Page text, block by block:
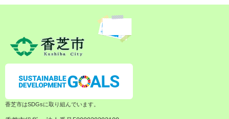
香芝市はSDGsに取り組んでいます。